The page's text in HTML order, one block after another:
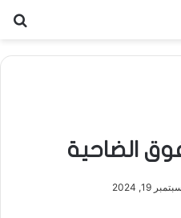
الضاحية
سبتمبر 19, 2024